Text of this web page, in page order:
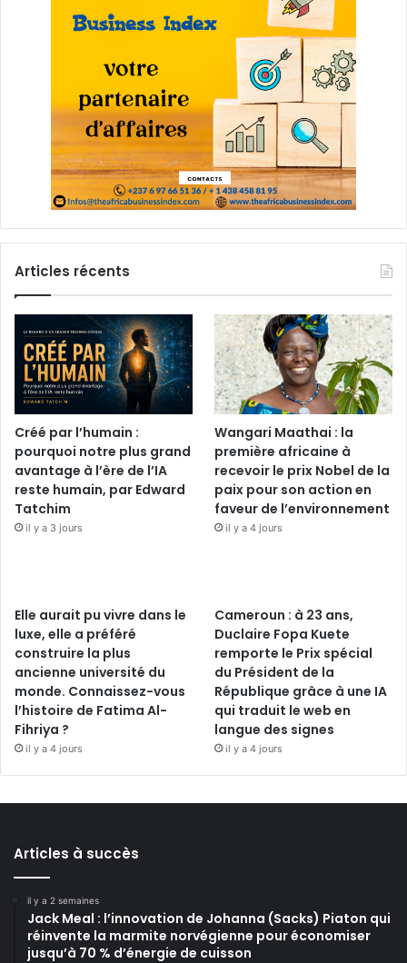
Articles récents
Créé par l’humain :
pourquoi notre plus grand
avantage à l’ère de l’IA
reste humain, par Edward
Tatchim
il y a 3 jours
Wangari Maathai : la
première africaine à
recevoir le prix Nobel de la
paix pour son action en
faveur de l’environnement
il y a 4 jours
Elle aurait pu vivre dans le
luxe, elle a préféré
construire la plus
ancienne université du
monde. Connaissez-vous
l’histoire de Fatima Al-
Fihriya ?
il y a 4 jours
Cameroun : à 23 ans,
Duclaire Fopa Kuete
remporte le Prix spécial
du Président de la
République grâce à une IA
qui traduit le web en
langue des signes
il y a 4 jours
Articles à succès
il y a 2 semaines
Jack Meal : l’innovation de Johanna (Sacks) Piaton qui
réinvente la marmite norvégienne pour économiser
jusqu’à 70 % d’énergie de cuisson